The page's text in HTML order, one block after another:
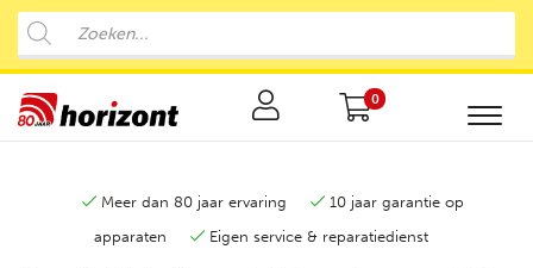
0
Meer dan 80 jaar ervaring
10 jaar garantie op
apparaten
Eigen service & reparatiedienst